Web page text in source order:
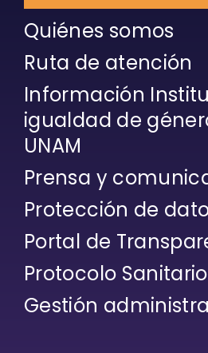
Quiénes somos
Ruta de atención
Información
igualdad de
UNAM
Prensa y
Protección de
Portal de
Protocolo Sanitario
Gestión